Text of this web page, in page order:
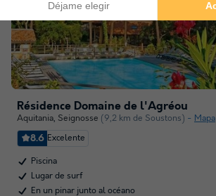
Résidence Domaine de l'Agréou
Aquitania, Seignosse (9,2 km de Soustons) Mapa
8.6 Excelente
Piscina
Lugar de surf
En un pinar junto al océano